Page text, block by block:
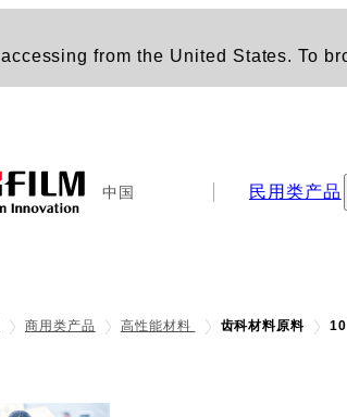
from the United States. To
中国 民用类产品
商用类产品 高性能材料 齿科材料原料